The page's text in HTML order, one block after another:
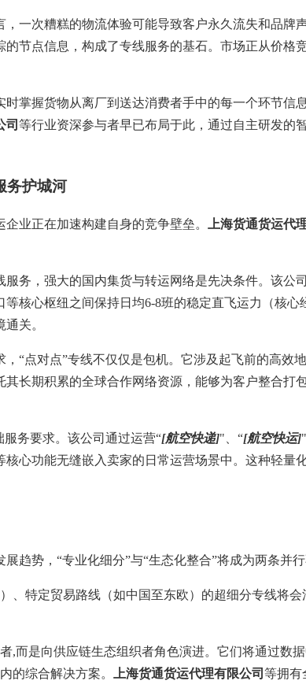
，一次糟糕的物流体验可能导致客户永久流失和品牌
节点信息，构成了专线服务的基石。市场正从价
时掌握货物从离厂到送达消费者手中的每一个环节信
司 等行业资深参与者早已布局于此，通过自主研发的
务护城河
业正在加速构建自身的竞争壁垒。 上海货通货运代
务，强大的国内集货与转运网络是先决条件。该公
核心枢纽之间保持日均6-8班的稳定直飞运力（核心
关。
，“点对点”专线不仅仅是包机。它涉及起飞前的高效
其长期积累的全球合作网络资源，能够为客户整合打
务要求。该公司通过运营“[航空快递]"、“[航空快运]
心功能无缝嵌入卖家的日常运营场景中。这种轻量
趋势，“专业化细分”与“生态化整合”将成为两条并行
、特定贸易路线（如中国至东欧）的超细分专线将
,而是向供应链生态组织者角色演进。它们将通过数
的综合解决方案。
上海货通货运代理有限公司 等拥有